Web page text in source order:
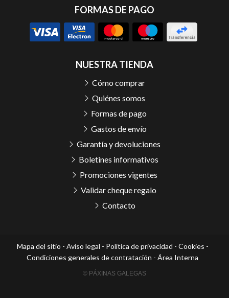
FORMAS DE PAGO
NUESTRA TIENDA
Cómo comprar
Quiénes somos
Formas de pago
Gastos de envío
Garantía y devoluciones
Boletines informativos
Promociones vigentes
Validar cheque regalo
Contacto
Mapa del sitio - Aviso legal - Política de privacidad - Cookies -
Condiciones generales de contratación - Área Interna
© PÁXINAS GALEGAS